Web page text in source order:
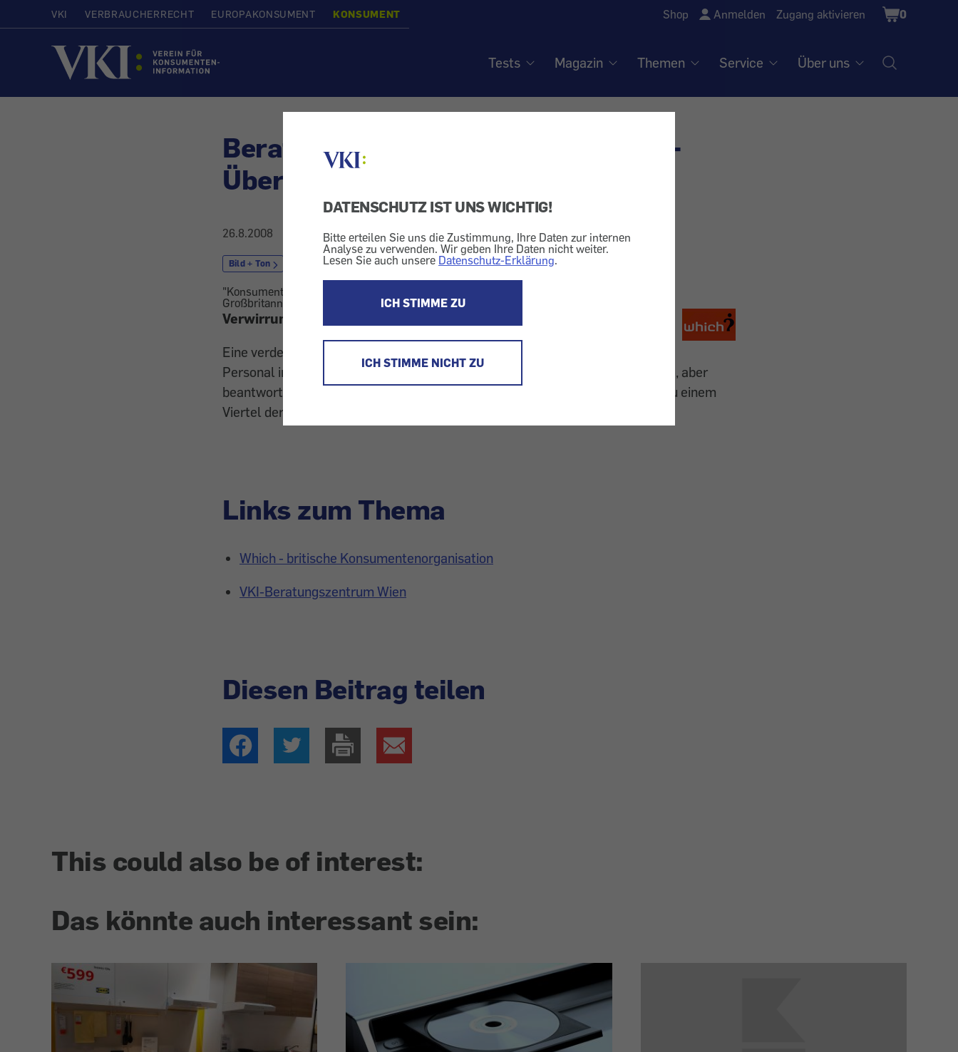
DATENSCHUTZ IST UNS WICHTIG!
Bitte erteilen Sie uns die Zustimmung, Ihre Daten zur internen
Analyse zu verwenden. Wir geben Ihre Daten nicht weiter.
Lesen Sie auch unsere Datenschutz-Erklärung.
ICH STIMME ZU
ICH STIMME NICHT ZU
VKI VERBRAUCHERRECHT EUROPAKONSUMENT KONSUMENT Shop Anmelden Zugang aktivieren
Shopping
Cart
0
Startseite
Tests Magazin Themen Service Über uns
Beratung in Elektrofachgeschäften -
Überfordertes Personal
26.8.2008
Bild + Ton Unterhaltungselektronik Geld + Recht Beratung
"Konsument international" berichtet, was andere Konsumentenmagazine schreiben - hier:
Großbritannien - Schlechte Beratung in Elektronikfachmärkten.
Verwirrung und falsche Empfehlungen
Eine verdeckte Erhebung der britischen Zeitschrift „
Personal in Elektronikfachmärkten ein durchwachsenes Zeugnis aus. Gezielte, aber
beantwortbare Fragen zu DVD-Playern und DVD-Recordern stifteten bei bis zu einem
Viertel der Verkäufer Verwirrung, bis hin zu falschen Empfehlungen.
Links zum Thema
Which - britische Konsumentenorganisation
VKI-Beratungszentrum Wien
Diesen Beitrag teilen
This could also be of interest:
Das könnte auch interessant sein: